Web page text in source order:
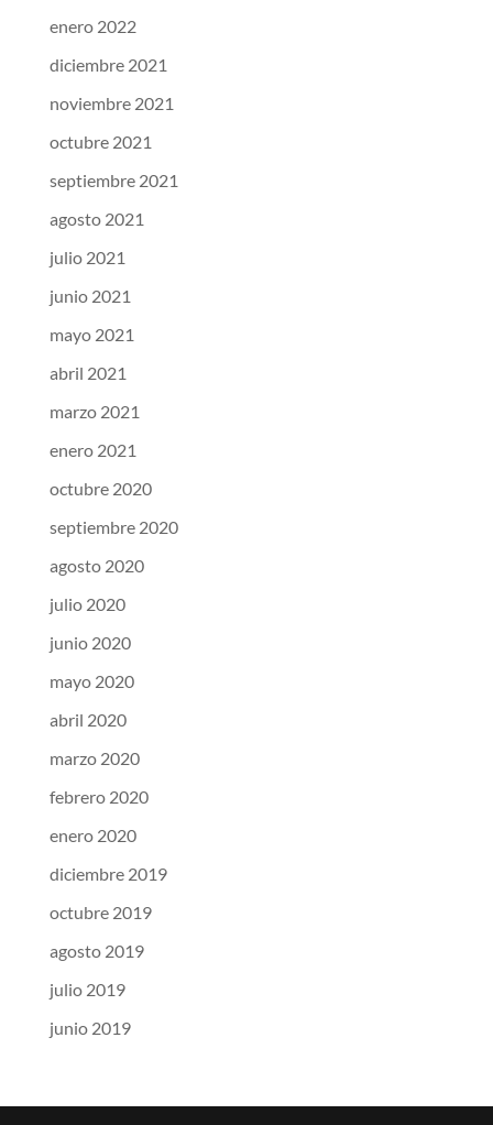
enero 2022
diciembre 2021
noviembre 2021
octubre 2021
septiembre 2021
agosto 2021
julio 2021
junio 2021
mayo 2021
abril 2021
marzo 2021
enero 2021
octubre 2020
septiembre 2020
agosto 2020
julio 2020
junio 2020
mayo 2020
abril 2020
marzo 2020
febrero 2020
enero 2020
diciembre 2019
octubre 2019
agosto 2019
julio 2019
junio 2019